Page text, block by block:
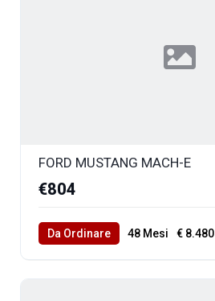
FORD MUSTANG MACH-E
€804
Da Ordinare 48 Mesi € 8.480